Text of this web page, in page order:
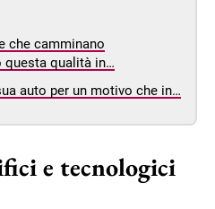
che camminano
questa qualità in…
auto per un motivo che in…
e tecnologici